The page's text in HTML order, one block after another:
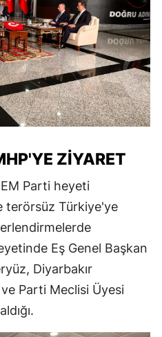
ZİYARET
Parti heyeti
terörsüz Türkiye'ye
Eş Genel Başkan
Diyarbakır
Parti Meclisi Üyesi